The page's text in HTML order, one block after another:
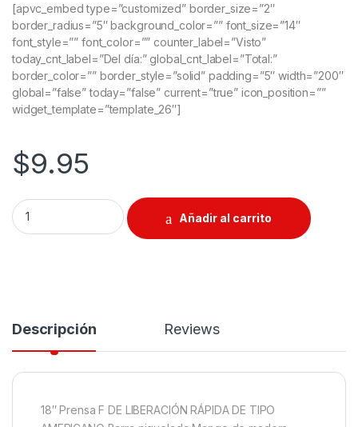
[apvc_embed type=”customized” border_size=”2″
border_radius=”5″ background_color=”” font_size=”14″
font_style=”” font_color=”” counter_label=”Visto”
today_cnt_label=”Del día:” global_cnt_label=”Total:”
border_color=”” border_style=”solid” padding=”5″ width=”200″
global=”false” today=”false” current=”true” icon_position=””
widget_template=”template_26″]
$9.95
Prensa F De Liberación Rápida 18" quantity
Añadir al carrito
Descripción Reviews
18″ Prensa F DE LIBERACIÓN RÁPIDA DE TIPO